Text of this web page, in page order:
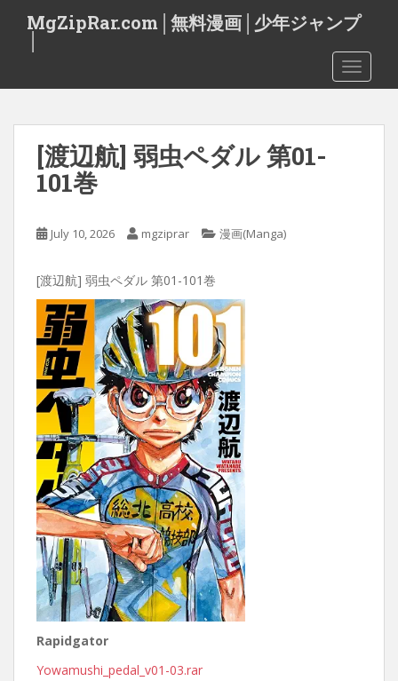
t
MgZipRar.com│無料漫画│少年ジャンプ
[渡辺航] 弱虫ペダル 第01-
101巻
July 10, 2026 mgziprar 漫画(Manga)
[渡辺航] 弱虫ペダル 第01-101巻
Rapidgator
Yowamushi_pedal_v01-03.rar